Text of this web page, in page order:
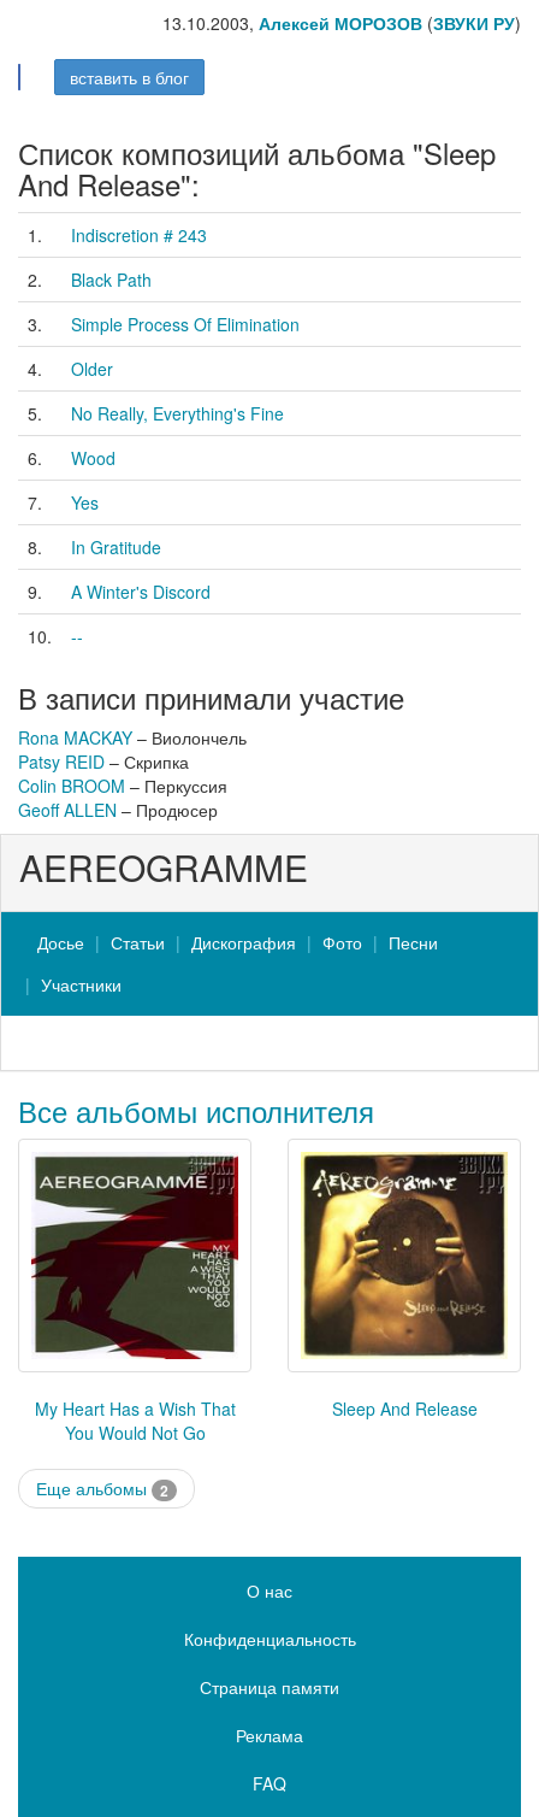
13.10.2003, Алексей МОРОЗОВ (ЗВУКИ РУ)
вставить в блог
Список композиций альбома "Sleep
And Release":
1.
Indiscretion # 243
2.
Black Path
3.
Simple Process Of Elimination
4.
Older
5.
No Really, Everything's Fine
6.
Wood
7.
Yes
8.
In Gratitude
9.
A Winter's Discord
10.
--
В записи принимали участие
Rona MACKAY – Виолончель
Patsy REID – Скрипка
Colin BROOM – Перкуссия
Geoff ALLEN – Продюсер
AEREOGRAMME
Досье Статьи Дискография Фото
Песни
Участники
Все альбомы исполнителя
My Heart Has a Wish That
You Would Not Go
Sleep And Release
Еще альбомы 2
О нас
Конфиденциальность
Страница памяти
Реклама
FAQ